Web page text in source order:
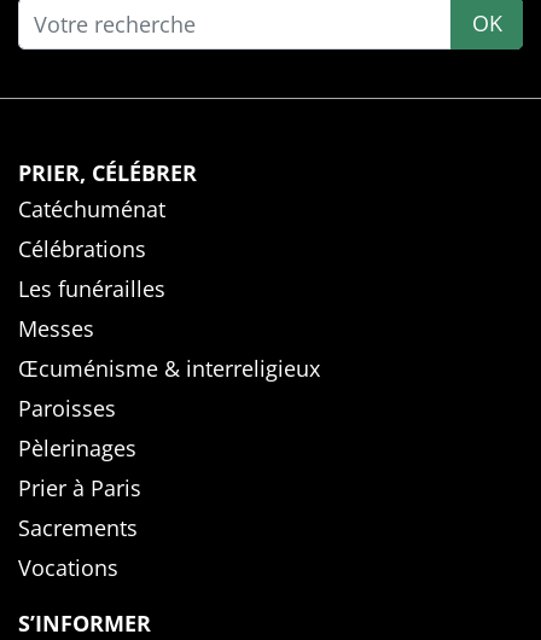
OK
PRIER, CÉLÉBRER
Catéchuménat
Célébrations
Les funérailles
Messes
Œcuménisme & interreligieux
Paroisses
Pèlerinages
Prier à Paris
Sacrements
Vocations
S’INFORMER